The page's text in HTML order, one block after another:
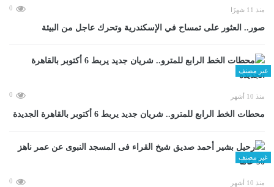
منذ 11 شهرًا 0
صور.. العثور على تمساح في الإسكندرية وتحرك عاجل من البيئة
غير مصنف
منذ 10 أشهر 0
محطات الخط الرابع للمترو.. شريان جديد يربط 6 أكتوبر بالقاهرة الجديدة
غير مصنف
منذ 10 أشهر 0